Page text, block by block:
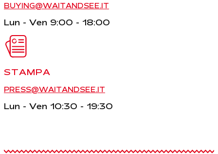
BUYING@WAITANDSEE.IT
Lun - Ven 9:00 - 18:00
STAMPA
PRESS@WAITANDSEE.IT
Lun - Ven 10:30 - 19:30